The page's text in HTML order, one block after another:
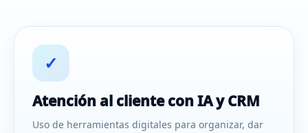
✓
Atención al cliente con IA y CRM
Uso de herramientas digitales para organizar, dar